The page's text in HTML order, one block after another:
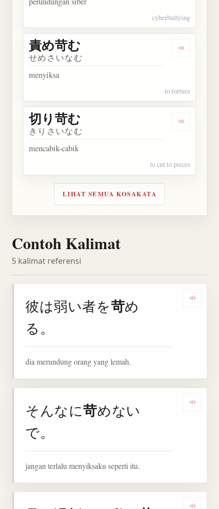
cyberbullying
Dengarkan
責め苛む
せめさいなむ
menyiksa
to torture
Dengarkan
切り苛む
きりさいなむ
mencabik-cabik
to cut to pieces
LIHAT SEMUA KOSAKATA
Contoh Kalimat
5 kalimat referensi
彼は弱い者を苛め
る。
dia merundung orang yang lemah.
そんなに苛めない
で。
jangan terlalu menyiksaku seperti itu.